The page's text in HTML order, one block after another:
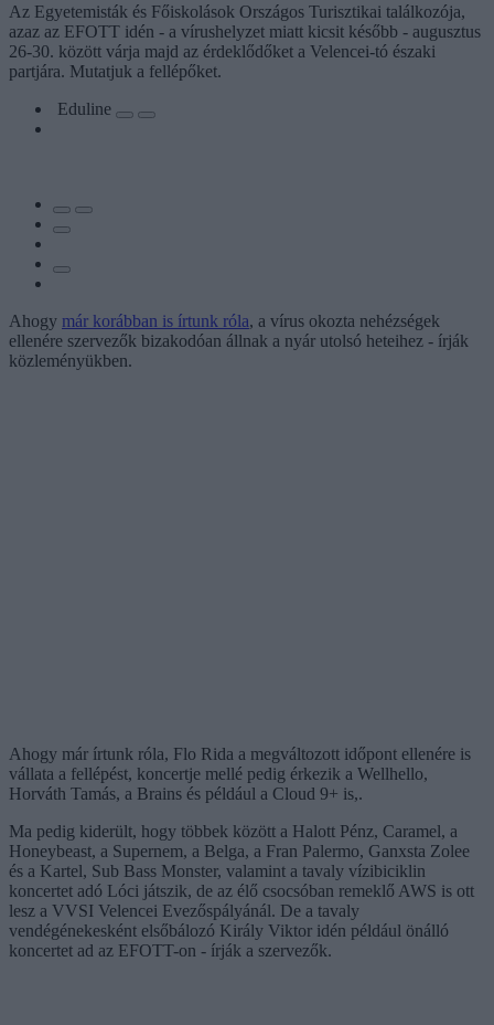
Az Egyetemisták és Főiskolások Országos Turisztikai találkozója,
azaz az EFOTT idén - a vírushelyzet miatt kicsit később - augusztus
26-30. között várja majd az érdeklődőket a Velencei-tó északi
partjára. Mutatjuk a fellépőket.
Eduline
Ahogy már korábban is írtunk róla, a vírus okozta nehézségek
ellenére szervezők bizakodóan állnak a nyár utolsó heteihez - írják
közleményükben.
Ahogy már írtunk róla, Flo Rida a megváltozott időpont ellenére is
vállata a fellépést, koncertje mellé pedig érkezik a Wellhello,
Horváth Tamás, a Brains és például a Cloud 9+ is,.
Ma pedig kiderült, hogy többek között a Halott Pénz, Caramel, a
Honeybeast, a Supernem, a Belga, a Fran Palermo, Ganxsta Zolee
és a Kartel, Sub Bass Monster, valamint a tavaly vízibiciklin
koncertet adó Lóci játszik, de az élő csocsóban remeklő AWS is ott
lesz a VVSI Velencei Evezőspályánál. De a tavaly
vendégénekesként elsőbálozó Király Viktor idén például önálló
koncertet ad az EFOTT-on - írják a szervezők.